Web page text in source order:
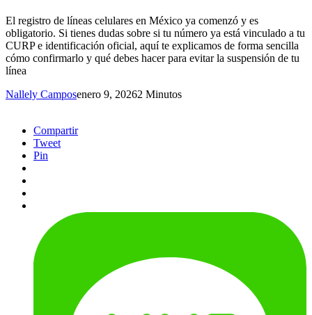
El registro de líneas celulares en México ya comenzó y es
obligatorio. Si tienes dudas sobre si tu número ya está vinculado a tu
CURP e identificación oficial, aquí te explicamos de forma sencilla
cómo confirmarlo y qué debes hacer para evitar la suspensión de tu
línea
Nallely Camposenero 9, 20262 Minutos
Compartir
Tweet
Pin